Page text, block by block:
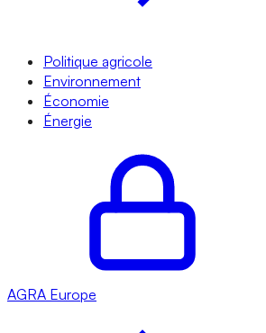
Politique agricole
Environnement
Économie
Énergie
AGRA Europe